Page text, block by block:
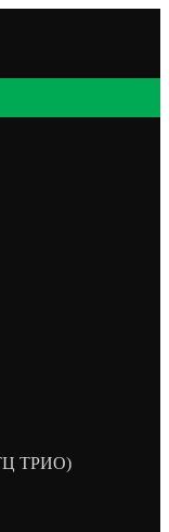
ТРИО)